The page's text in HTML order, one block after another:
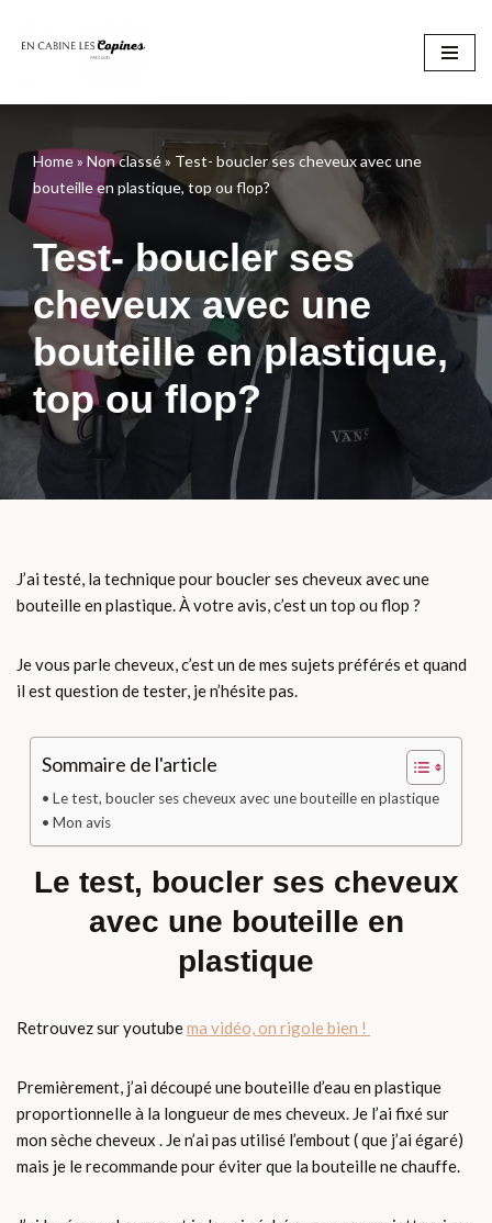
Home» Non classé» Test- boucler ses cheveux avec une
bouteille en plastique, top ou flop?
Test- boucler ses
cheveux avec une
bouteille en plastique,
top ou flop?
J’ai testé, la technique pour boucler ses cheveux avec une
bouteille en plastique. À votre avis, c’est un top ou flop ?
Je vous parle cheveux, c’est un de mes sujets préférés et quand
il est question de tester, je n’hésite pas.
Sommaire de l'article
Le test, boucler ses cheveux avec une bouteille en plastique
Mon avis
Le test, boucler ses cheveux
avec une bouteille en
plastique
Retrouvez sur youtubema vidéo, on rigole bien !
Premièrement, j’ai découpé une bouteille d’eau en plastique
proportionnelle à la longueur de mes cheveux. Je l’ai fixé sur
mon sèche cheveux . Je n’ai pas utilisé l’embout ( que j’ai égaré)
mais je le recommande pour éviter que la bouteille ne chauffe.